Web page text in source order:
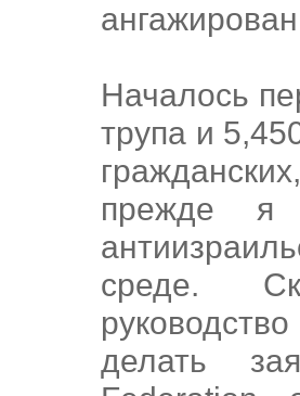
Началось
трупа и
прежде я
среде.
делать